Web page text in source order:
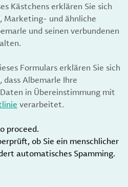
Kästchens erklären Sie sich
Marketing- und ähnliche
und seinen verbundenen
Formulars erklären Sie sich
Albemarle Ihre
in Übereinstimmung mit
verarbeitet.
proceed.
ob Sie ein menschlicher
automatisches Spamming.